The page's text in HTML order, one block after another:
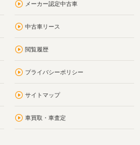
メーカー認定中古車
中古車リース
閲覧履歴
プライバシーポリシー
サイトマップ
車買取・車査定